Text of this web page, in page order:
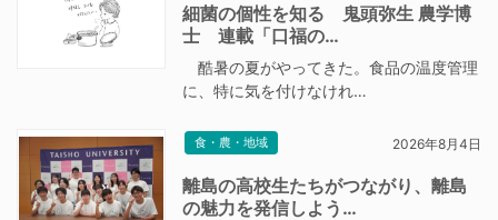
細菌の個性を知る 鬼頭弥生 農学博
士 連載「口福の…
酷暑の夏がやってきた。食品の温度管理
に、特に気を付けなけれ…
食・農・地域 2026年8月4日
離島の高校生たちがつながり、離島
の魅力を発信しよう…